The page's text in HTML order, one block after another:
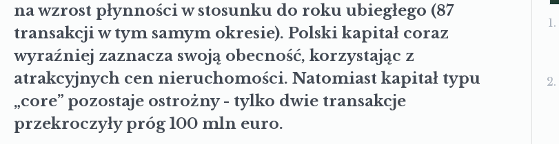
na wzrost płynności w stosunku do roku ubiegłego (87
transakcji w tym samym okresie). Polski kapitał coraz
wyraźniej zaznacza swoją obecność, korzystając z
atrakcyjnych cen nieruchomości. Natomiast kapitał typu
„core” pozostaje ostrożny - tylko dwie transakcje
przekroczyły próg 100 mln euro.